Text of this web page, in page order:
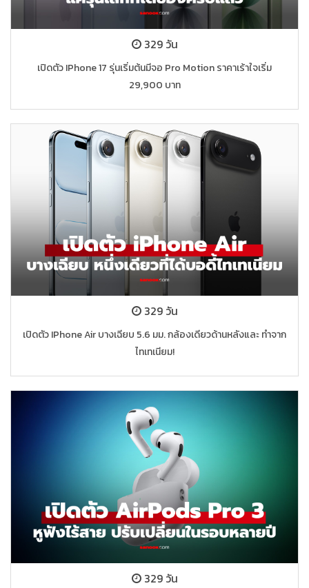
329 วัน
เปิดตัว IPhone 17 รุ่นเริ่มต้นมีจอ Pro Motion ราคาเร้าใจเริ่ม
29,900 บาท
329 วัน
เปิดตัว IPhone Air บางเฉียบ 5.6 มม. กล้องเดียวด้านหลังและ ทำจาก
ไทเทเนียม!
329 วัน